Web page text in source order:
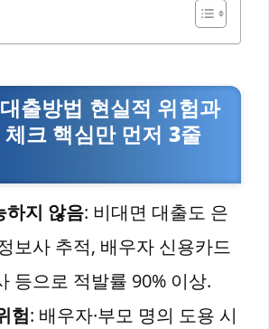
출방법 현실적 위험과
크 핵심만 먼저 3줄
하지 않음: 비대면 대출도 은
보사 추적, 배우자 신용카드
등으로 적발률 90% 이상.
험: 배우자·부모 명의 도용 시